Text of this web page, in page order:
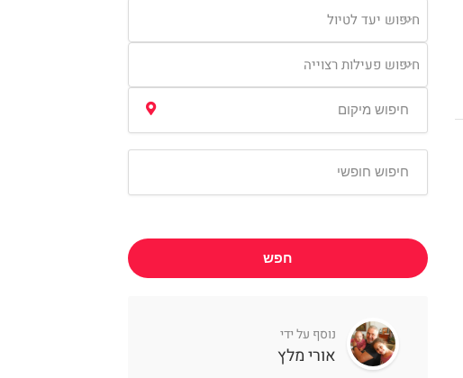
חיפוש יעד לטיול
חיפוש פעילות רצוייה
חפש
נוסף על ידי
אורי מלץ